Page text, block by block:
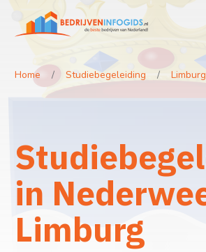
Home Studiebegeleiding Limburg
in
Limburg